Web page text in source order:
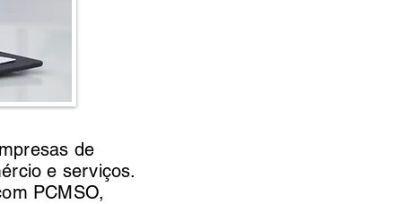
de
e serviços.
PCMSO,